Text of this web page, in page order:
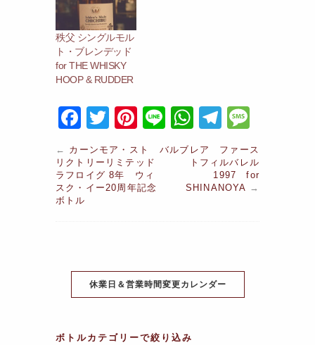
秩父 シングルモル
ト・ブレンデッド
for THE WHISKY
HOOP & RUDDER
F
a
c
e
b
k
T
w
itt
er
Pi
nt
er
e
Li
n
W
h
at
s
T
el
e
gr
e
s
s
← カーンモア・スト
リクトリーリミテッド
ラフロイグ 8年 ウィ
スク・イー20周年記念
ボトル
バルブレア ファース
トフィルバレル
1997 for
SHINANOYA →
休業日＆営業時間変更カレンダー
ボトルカテゴリーで絞り込み